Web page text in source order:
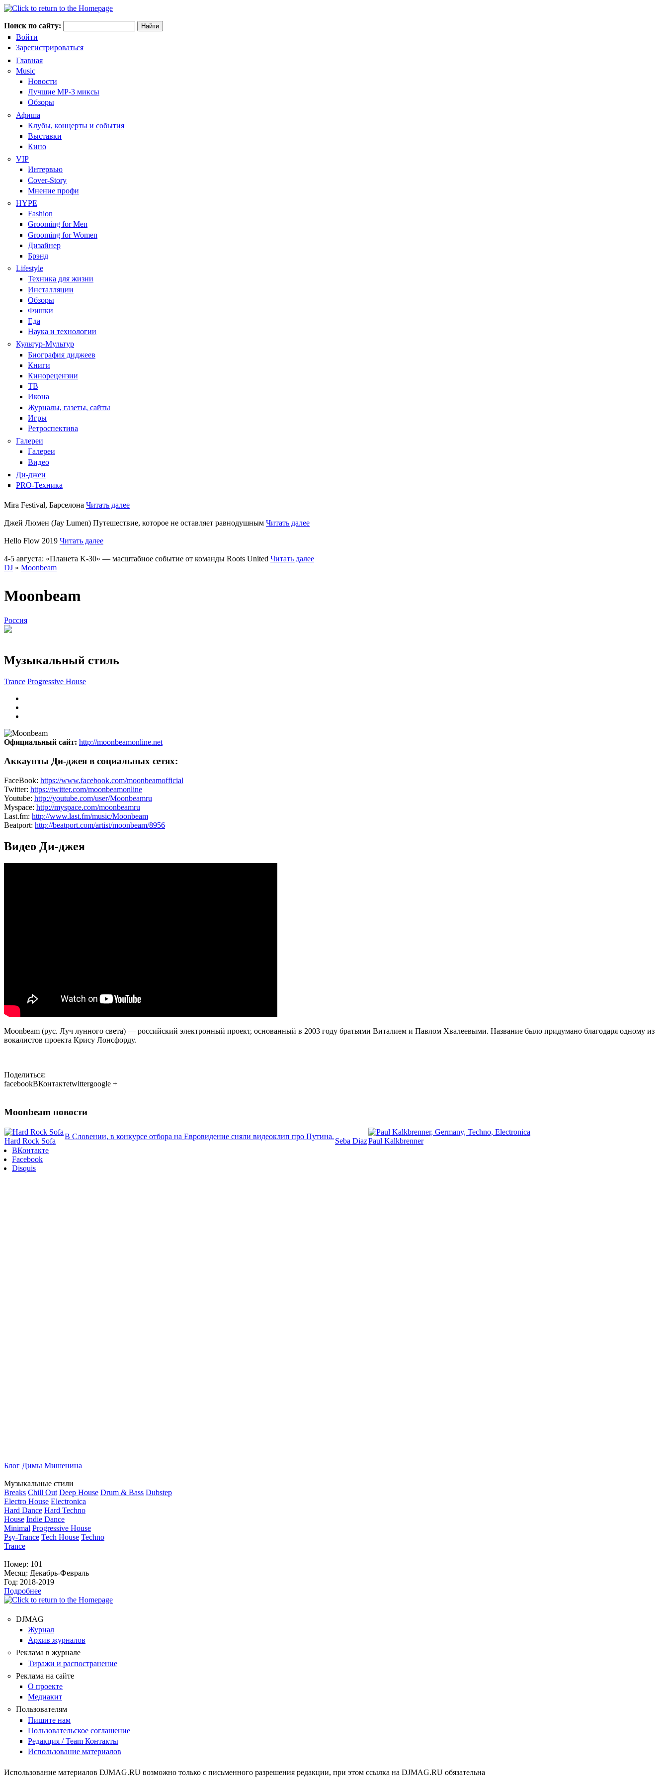
Поиск по сайту:
Войти
Зарегистрироваться
Главная
Music
Новости
Лучшие MP-3 миксы
Обзоры
Афиша
Клубы, концерты и события
Выставки
Кино
VIP
Интервью
Cover-Story
Мнение профи
HYPE
Fashion
Grooming for Men
Grooming for Women
Дизайнер
Брэнд
Lifestyle
Техника для жизни
Инсталляции
Обзоры
Фишки
Еда
Наука и технологии
Культур-Мультур
Биография диджеев
Книги
Кинорецензии
ТВ
Икона
Журналы, газеты, сайты
Игры
Ретроспектива
Галереи
Галереи
Видео
Ди-джеи
PRO-Техника
Mira Festival, Барселона Читать далее
Джей Люмен (Jay Lumen) Путешествие, которое не оставляет равнодушным Читать далее
Hello Flow 2019 Читать далее
4-5 августа: «Планета K-30» — масштабное событие от команды Roots United Читать далее
DJ » Moonbeam
Moonbeam
Россия
Музыкальный стиль
Trance Progressive House
Официальный сайт: http://moonbeamonline.net
Аккаунты Ди-джея в социальных сетях:
FaceBook: https://www.facebook.com/moonbeamofficial
Twitter: https://twitter.com/moonbeamonline
Youtube: http://youtube.com/user/Moonbeamru
Myspace: http://myspace.com/moonbeamru
Last.fm: http://www.last.fm/music/Moonbeam
Beatport: http://beatport.com/artist/moonbeam/8956
Видео Ди-джея
Moonbeam (рус. Луч лунного света) — российский электронный проект, основанный в 2003 году братьями Виталием и Павлом Хвалеевыми. Название было придумано благодаря одному из
вокалистов проекта Крису Лонсфорду.
Поделиться:
facebookВКонтактеtwittergoogle +
Moonbeam новости
Hard Rock Sofa
В Словении, в конкурсе отбора на Евровидение сняли видеоклип про Путина.
Seba DiazPaul Kalkbrenner
ВКонтакте
Facebook
Disquis
Блог Димы Мишенина
Музыкальные стили
Breaks Chill Out Deep House Drum & Bass Dubstep
Electro House Electronica
Hard Dance Hard Techno
House Indie Dance
Minimal Progressive House
Psy-Trance Tech House Techno
Trance
Номер: 101
Месяц: Декабрь-Февраль
Год: 2018-2019
Подробнее
DJMAG
Журнал
Архив журналов
Реклама в журнале
Тиражи и распостранение
Реклама на сайте
О проекте
Медиакит
Пользователям
Пишите нам
Пользовательское соглашение
Редакция / Team Контакты
Использование материалов
Использование материалов DJMAG.RU возможно только с письменного разрешения редакции, при этом ссылка на DJMAG.RU обязательна